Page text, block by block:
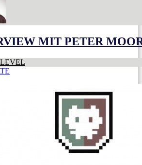
MIT PETER